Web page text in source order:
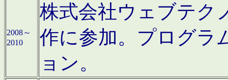
2008～
2010
株式会社ウェブテク
作に参加。プログラ
ョン。